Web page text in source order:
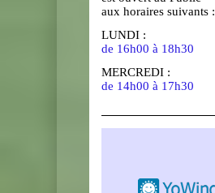
aux horaires suivants :
LUNDI :
de 16h00 à 18h30
MERCREDI :
de 14h00 à 17h30